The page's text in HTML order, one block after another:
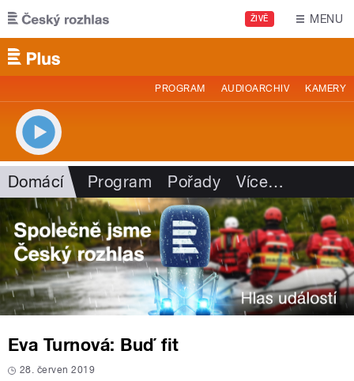
Přejít k hlavnímu obsahu
ŽIVĚ MENU
PROGRAM AUDIOARCHIV KAMERY
Domácí Program Pořady Více…
Eva Turnová: Buď fit
28. červen 2019